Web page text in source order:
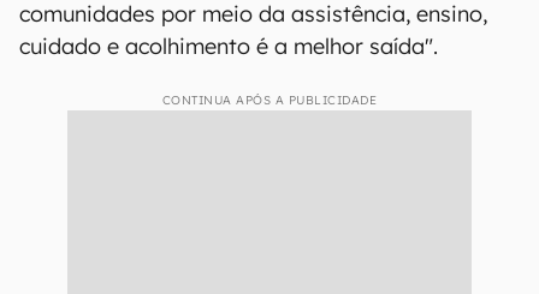
comunidades por meio da assistência, ensino,
cuidado e acolhimento é a melhor saída".
CONTINUA APÓS A PUBLICIDADE